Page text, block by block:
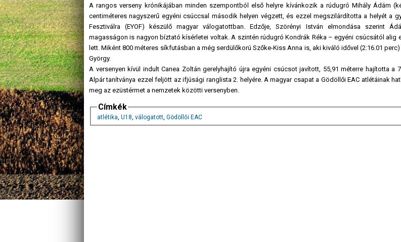
A rangos verseny krónikájában minden szempontból első helyre kívánkozik a rúdugró Mihály Ádám
centiméteres nagyszerű egyéni csúccsal második helyen végzett, és ezzel megszilárdította a helyét a
Fesztiválra (EYOF) készülő magyar válogatottban. Edzője, Szörényi István elmondása szerint
magasságon is nagyon bíztató kísérletei voltak. A szintén rúdugró Kondrák Réka – egyéni csúcsától alig
lett. Miként 800 méteres síkfutásban a még serdülőkorú Szőke-Kiss Anna is, aki kiváló idővel (2:16.01
György.
A versenyen kívül indult Canea Zoltán gerelyhajító újra egyéni csúcsot javított, 55,91 méterre hajította a
Alpár tanítványa ezzel feljött az ifjúsági ranglista 2. helyére. A magyar csapat a Gödöllői EAC atlétáinak
meg az ezüstérmet a nemzetek közötti versenyben.
Címkék
atlétika, U18, válogatott, Gödöllői EAC